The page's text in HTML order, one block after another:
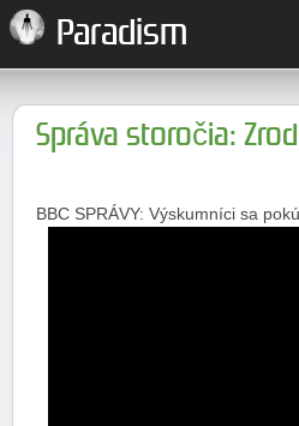
Paradism
Správa storočia:
BBC SPRÁVY: Výskumníci sa